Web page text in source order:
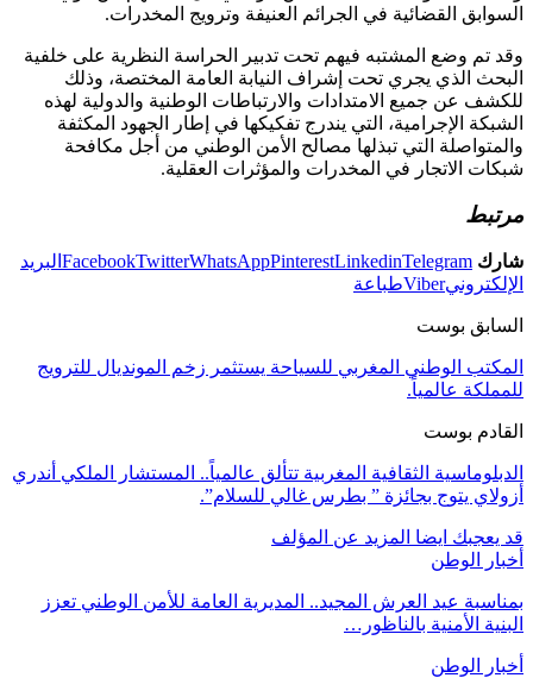
السوابق القضائية في الجرائم العنيفة وترويج المخدرات.
وقد تم وضع المشتبه فيهم تحت تدبير الحراسة النظرية على خلفية
البحث الذي يجري تحت إشراف النيابة العامة المختصة، وذلك
للكشف عن جميع الامتدادات والارتباطات الوطنية والدولية لهذه
الشبكة الإجرامية، التي يندرج تفكيكها في إطار الجهود المكثفة
والمتواصلة التي تبذلها مصالح الأمن الوطني من أجل مكافحة
شبكات الاتجار في المخدرات والمؤثرات العقلية.
مرتبط
شارك FacebookTwitterWhatsAppPinterestLinkedinTelegram
البريد
الإلكترونيViberطباعة
السابق بوست
المكتب الوطني المغربي للسياحة يستثمر زخم المونديال للترويج
للمملكة عالمياً.
القادم بوست
الدبلوماسية الثقافية المغربية تتألق عالمياً.. المستشار الملكي أندري
أزولاي يتوج بجائزة ” بطرس غالي للسلام”.
قد يعجبك ايضا المزيد عن المؤلف
أخبار الوطن
بمناسبة عيد العرش المجيد.. المديرية العامة للأمن الوطني تعزز
البنية الأمنية بالناظور…
أخبار الوطن